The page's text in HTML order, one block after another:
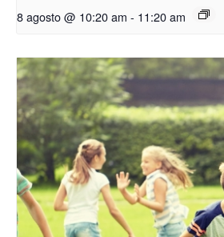
8 agosto @ 10:20 am - 11:20 am